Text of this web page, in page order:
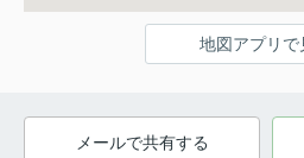
地図アプリで
メールで共有する